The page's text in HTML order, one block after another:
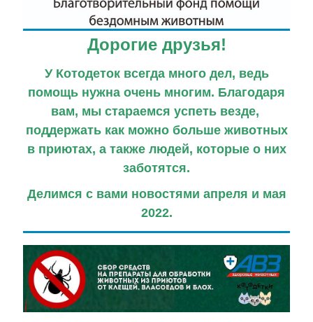
Дорогие друзья!
У Котодеток всегда много дел, ведь
помощь нужна очень многим. Благодаря
вам, мы стараемся успеть везде,
поддержать как можно больше животных
в приютах, а также людей, которые о них
заботятся.
Делимся с вами новостями апреля и мая
2022.